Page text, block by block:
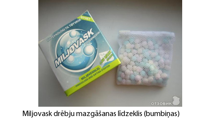
Miljovask drēbju mazgāšanas līdzeklis (bumbiņas)